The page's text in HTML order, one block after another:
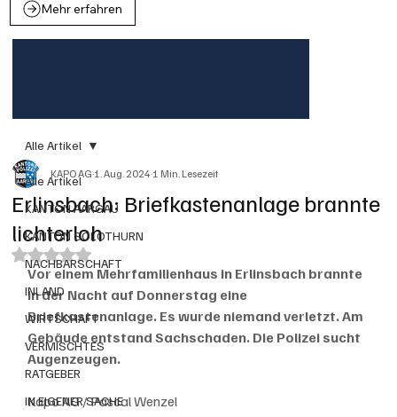
Mehr erfahren
Alle Artikel
KANTON AARGAU
KANTON SOLOTHURN
NACHBARSCHAFT
INLAND
WIRTSCHAFT
VERMISCHTES
RATGEBER
IN EIGENER SACHE
Alle Artikel
Erlinsbach: Briefkastenanlage brannte
lichterloh
KAPO AG1. Aug. 20241 Min. Lesezeit
Mit NaN von 5 Sternen bewertet.
Vor einem Mehrfamilienhaus in Erlinsbach brannte
in der Nacht auf Donnerstag eine
Briefkastenanlage. Es wurde niemand verletzt. Am
Gebäude entstand Sachschaden. Die Polizei sucht
Augenzeugen.
Kapo AG / Pascal Wenzel